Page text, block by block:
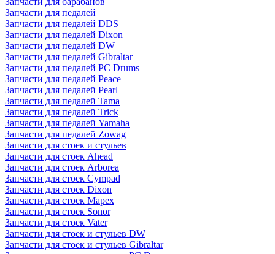
Запчасти для педалей
Запчасти для педалей DDS
Запчасти для педалей Dixon
Запчасти для педалей DW
Запчасти для педалей Gibraltar
Запчасти для педалей PC Drums
Запчасти для педалей Peace
Запчасти для педалей Pearl
Запчасти для педалей Tama
Запчасти для педалей Trick
Запчасти для педалей Yamaha
Запчасти для педалей Zowag
Запчасти для стоек и стульев
Запчасти для стоек Ahead
Запчасти для стоек Arborea
Запчасти для стоек Cympad
Запчасти для стоек Dixon
Запчасти для стоек Mapex
Запчасти для стоек Sonor
Запчасти для стоек Vater
Запчасти для стоек и стульев DW
Запчасти для стоек и стульев Gibraltar